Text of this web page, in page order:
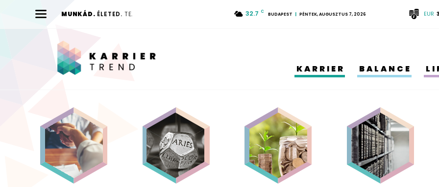
MUNKÁD. ÉLETED. TE. 32.7 C BUDAPEST PÉNTEK, AUGUSZTUS 7, 2026 EUR
KARRIER BALANCE